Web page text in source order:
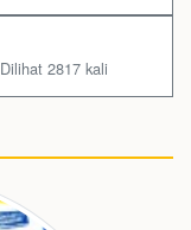
2817 kali